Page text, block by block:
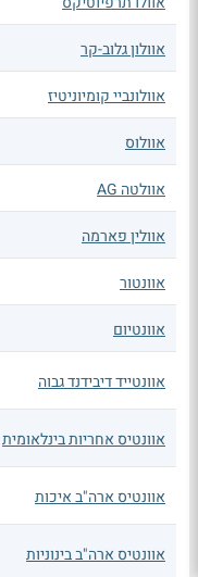
אוולון גלוב-קר
אוולונביי קומיוניטיז
אוולוס
אוולטה AG
אוולין פארמה
אוונטור
אוונטיום
אוונטייד דיבידנד גבוה
אוונטיס אחריות בינלאומית
אוונטיס ארה"ב איכות
אוונטיס ארה"ב בינוניות